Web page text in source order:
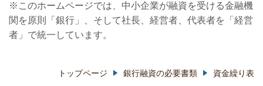
※このホームページでは、中小企業が融資を受ける金融機
関を原則「銀行」、そして社長、経営者、代表者を「経営
者」で統一しています。
トップページ 銀行融資の必要書類 資金繰り表